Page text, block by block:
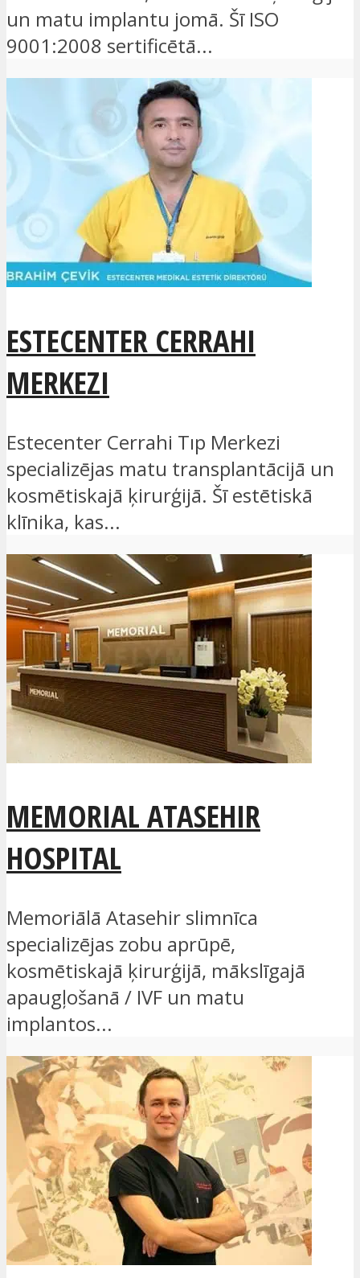
un matu implantu jomā. Šī ISO
9001:2008 sertificētā...
ESTECENTER CERRAHI
MERKEZI
Estecenter Cerrahi Tıp Merkezi
specializējas matu transplantācijā un
kosmētiskajā ķirurģijā. Šī estētiskā
klīnika, kas...
MEMORIAL ATASEHIR
HOSPITAL
Memoriālā Atasehir slimnīca
specializējas zobu aprūpē,
kosmētiskajā ķirurģijā, mākslīgajā
apaugļošanā / IVF un matu
implantos...